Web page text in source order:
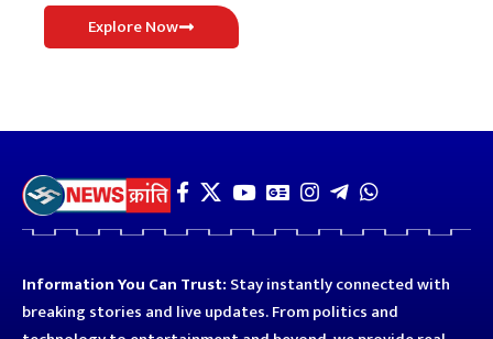
Explore Now
Information You Can Trust: Stay instantly connected with
breaking stories and live updates. From politics and